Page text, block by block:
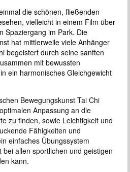
die schönen, fließenden
vielleicht in einem Film über
Spaziergang im Park. Die
hat mittlerweile viele Anhänger
begeistert durch seine sanften
mit bewussten
ein harmonisches Gleichgewicht
Bewegungskunst Tai Chi
Anpassung an die
zu finden, sowie Leichtigkeit und
Fähigkeiten und
einfaches Übungssystem
allen sportlichen und geistigen
kann.